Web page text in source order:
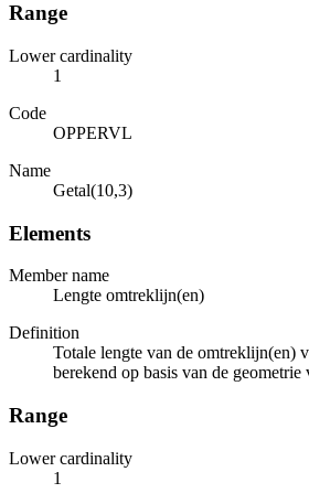
Range
Lower cardinality
1
Code
OPPERVL
Name
Getal(10,3)
Elements
Member name
Lengte omtreklijn(en)
Definition
Totale lengte van de omtreklijn(en)
berekend op basis van de
Range
Lower cardinality
1